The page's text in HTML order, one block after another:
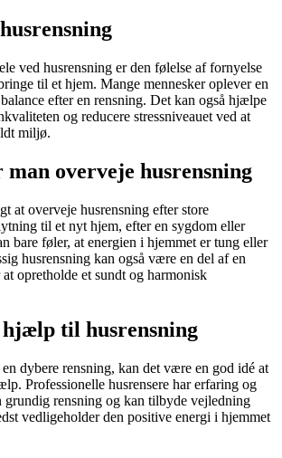
ved husrensning er den følelse af fornyelse
til et hjem. Mange mennesker oplever en
efter en rensning. Det kan også hjælpe
og reducere stressniveauet ved at
miljø.
overveje husrensning
at overveje husrensning efter store
til et nyt hjem, efter en sygdom eller
bare føler, at energien i hjemmet er tung eller
husrensning kan også være en del af en
opretholde et sundt og harmonisk
hjælp til husrensning
dybere rensning, kan det være en god idé at
Professionelle husrensere har erfaring og
grundig rensning og kan tilbyde vejledning
vedligeholder den positive energi i hjemmet